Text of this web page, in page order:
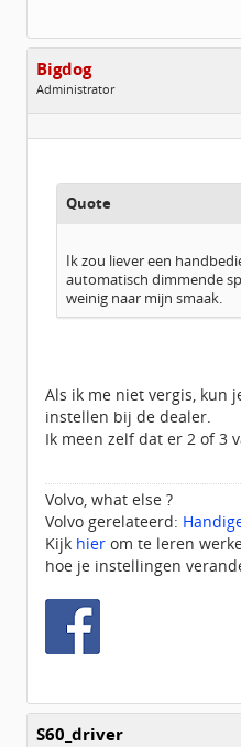
Bigdog
Administrator
Geslacht:
Homepage:
volvov70forum.com
Quote
Ik zou liever een
automatisch dimmende
weinig naar mijn smaak.
Als ik me niet vergis, kun
instellen bij de dealer.
Ik meen zelf dat er 2 of 3
Volvo, what else ?
Volvo gerelateerd:
Kijk hier om te leren
hoe je instellingen
S60_driver